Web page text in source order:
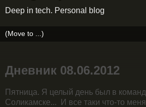
Deep in tech. Personal blog
Дневник 08.06.2012
Пятница. Я целый день был в
Соликамске... И все таки что-то